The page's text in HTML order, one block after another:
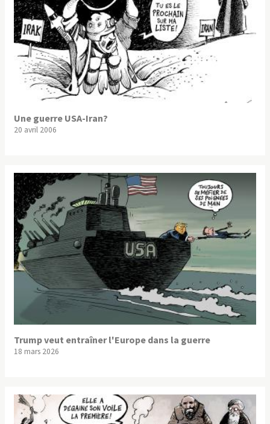
Une guerre USA-Iran?
20 avril 2006
Trump veut entraîner l'Europe dans la guerre
18 mars 2026